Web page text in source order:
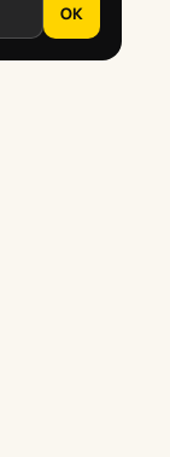
OK